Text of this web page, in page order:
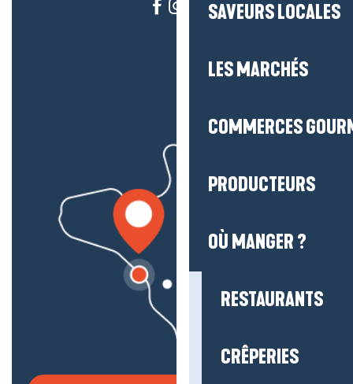
SAVEURS LOCALES
LES MARCHÉS
COMMERCES
PRODUCTEURS
OÙ MANGER ?
RESTAURANTS
CRÊPERIES